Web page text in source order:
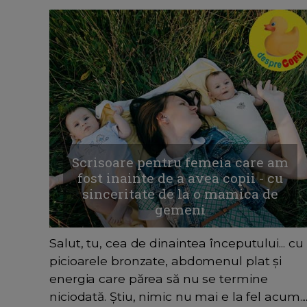
Scrisoare pentru femeia care am
fost inainte de a avea copii - cu
sinceritate de la o mamica de
gemeni
Salut, tu, cea de dinaintea începutului... cu
picioarele bronzate, abdomenul plat și
energia care părea să nu se termine
niciodată. Știu, nimic nu mai e la fel